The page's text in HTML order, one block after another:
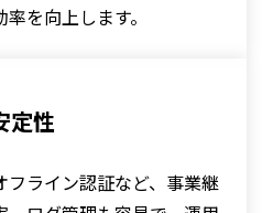
を向上します。
定性
ライン認証など、事業継